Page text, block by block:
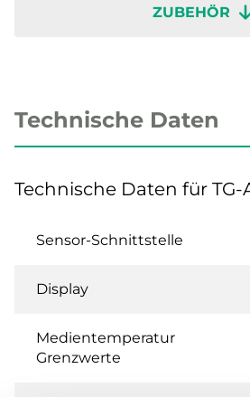
ZUBEHÖR
Technische Daten
Technische Daten für TG-
Sensor-Schnittstelle
Display
Medientemperatur
Grenzwerte